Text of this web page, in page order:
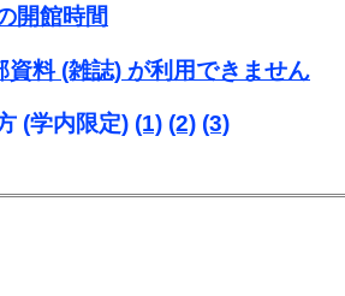
開館時間
資料 (雑誌) が利用できません
(学内限定) (1) (2) (3)